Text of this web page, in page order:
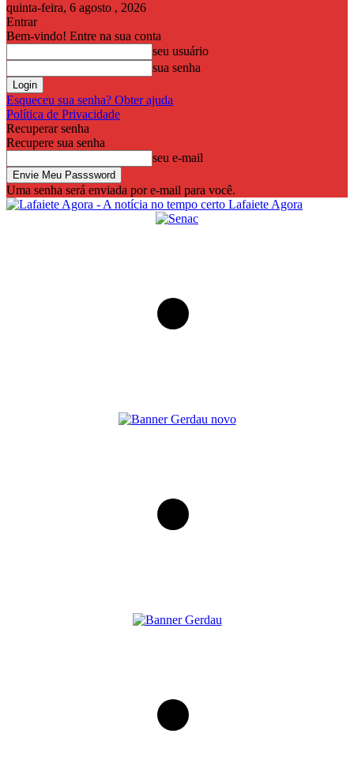
quinta-feira, 6 agosto , 2026
Entrar
Bem-vindo! Entre na sua conta
seu usuário
sua senha
Esqueceu sua senha? Obter ajuda
Política de Privacidade
Recuperar senha
Recupere sua senha
seu e-mail
Uma senha será enviada por e-mail para você.
Lafaiete Agora